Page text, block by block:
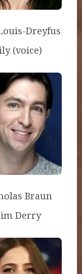
Dreyfus
(voice)
Braun
Derry